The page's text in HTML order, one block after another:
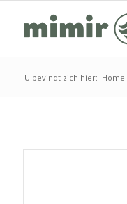
U bevindt zich hier: Home